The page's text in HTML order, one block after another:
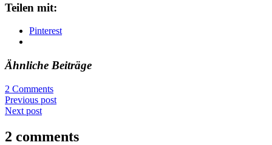
Teilen mit:
Pinterest
Ähnliche Beiträge
2 Comments
Previous post
Next post
2 comments